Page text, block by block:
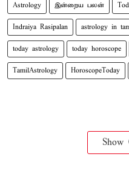
Astrology இன்றைய பலன்
Indraiya Rasipalan astrology in
today astrology today horoscope
TamilAstrology HoroscopeToday
Show